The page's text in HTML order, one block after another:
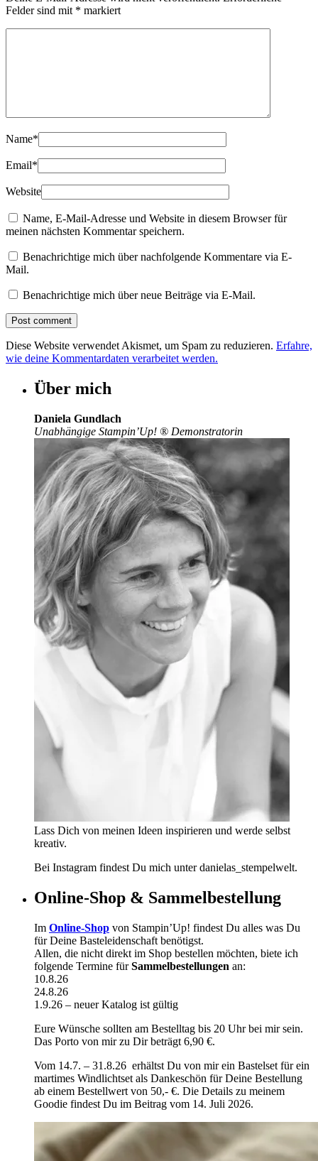
Felder sind mit * markiert
Name*
Email*
Website
Name, E-Mail-Adresse und Website in diesem Browser für
meinen nächsten Kommentar speichern.
Benachrichtige mich über nachfolgende Kommentare via E-
Mail.
Benachrichtige mich über neue Beiträge via E-Mail.
Diese Website verwendet Akismet, um Spam zu reduzieren. Erfahre,
wie deine Kommentardaten verarbeitet werden.
Über mich
Daniela Gundlach
Unabhängige Stampin’Up! ® Demonstratorin
Lass Dich von meinen Ideen inspirieren und werde selbst
kreativ.
Bei Instagram findest Du mich unter danielas_stempelwelt.
Online-Shop & Sammelbestellung
Im Online-Shop von Stampin’Up! findest Du alles was Du
für Deine Basteleidenschaft benötigst.
Allen, die nicht direkt im Shop bestellen möchten, biete ich
folgende Termine fürSammelbestellungen an:
10.8.26
24.8.26
1.9.26 – neuer Katalog ist gültig
Eure Wünsche sollten am Bestelltag bis 20 Uhr bei mir sein.
Das Porto von mir zu Dir beträgt 6,90 €.
Vom 14.7. – 31.8.26 erhältst Du von mir ein Bastelset für ein
martimes Windlichtset als Dankeschön für Deine Bestellung
ab einem Bestellwert von 50,- €. Die Details zu meinem
Goodie findest Du im Beitrag vom 14. Juli 2026.